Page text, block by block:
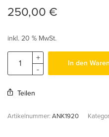
250,00€
inkl. 20 % MwSt.
In den
Teilen
Artikelnummer: ANK1920